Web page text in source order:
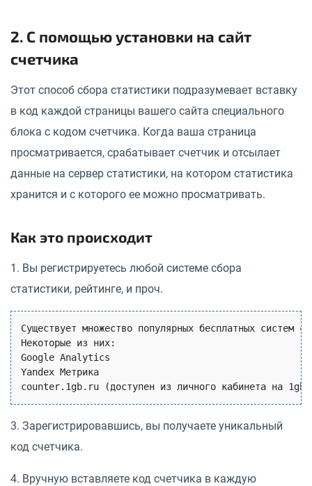
2. С помощью установки на сайт
счетчика
Этот способ сбора статистики подразумевает вставку
в код каждой страницы вашего сайта специального
блока с кодом счетчика. Когда ваша страница
просматривается, срабатывает счетчик и отсылает
данные на сервер статистики, на котором статистика
хранится и с которого ее можно просматривать.
Как это происходит
1. Вы регистрируетесь любой системе сбора
статистики, рейтинге, и проч.
Существует множество популярных бесплатных систем
Некоторые из них:
Google Analytics
Yandex Метрика
3. Зарегистрировавшись, вы получаете уникальный
код счетчика.
4. Вручную вставляете код счетчика в каждую